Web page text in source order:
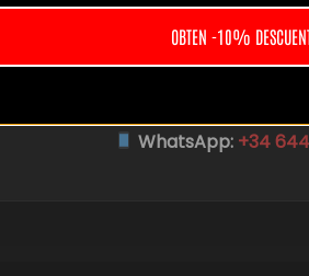
Web:
WhatsApp: +34
OBTEN -10%